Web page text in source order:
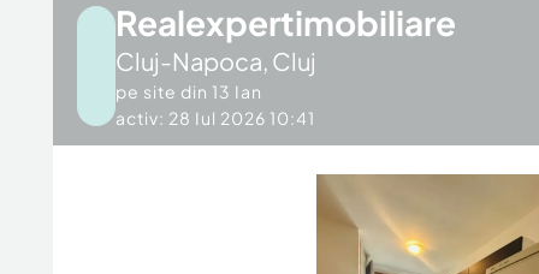
Realexpertimobiliare
Cluj-Napoca, Cluj
pe site din 13 Ian
activ: 28 Iul 2026 10:41